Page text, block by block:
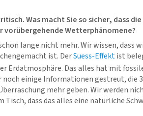
Was macht Sie so sicher, dass
vorübergehende Wetterphänomene?
lange nicht mehr. Wir wissen, dass
ist. DerSuess-Effektist
Erdatmosphäre. Das alles hat mit
einige Informationen gestreut, die
mehr geben. Wir werden
Tisch, dass das alles eine natürliche